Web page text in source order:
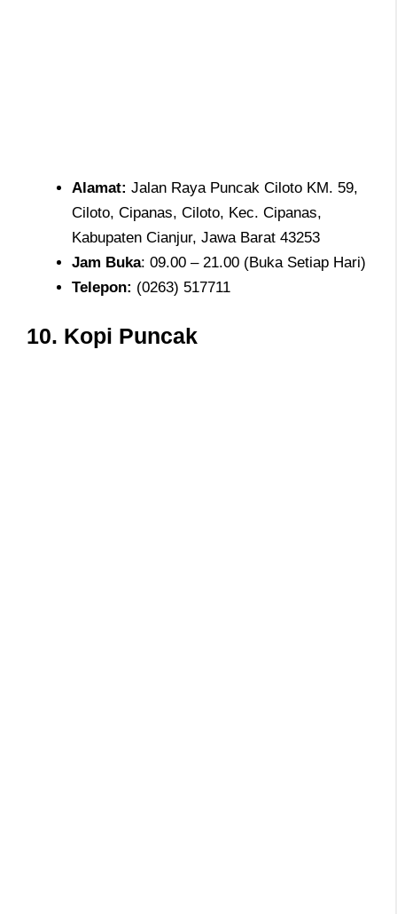
Alamat: Jalan Raya Puncak Ciloto KM. 59,
Ciloto, Cipanas, Ciloto, Kec. Cipanas,
Kabupaten Cianjur, Jawa Barat 43253
Jam Buka: 09.00 – 21.00 (Buka Setiap Hari)
Telepon: (0263) 517711
10. Kopi Puncak